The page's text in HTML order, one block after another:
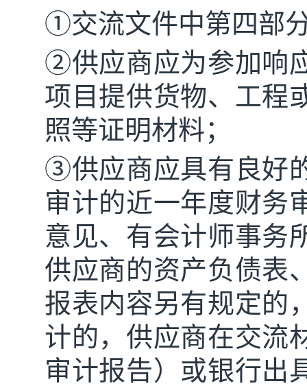
①交流文件中第四部
②供应商应为参加响
项目提供货物、工程
照等证明材料；
③供应商应具有良好
审计的近一年度财务
意见、有会计师事务
供应商的资产负债表
报表内容另有规定的
计的，供应商在交流
审计报告）或银行出